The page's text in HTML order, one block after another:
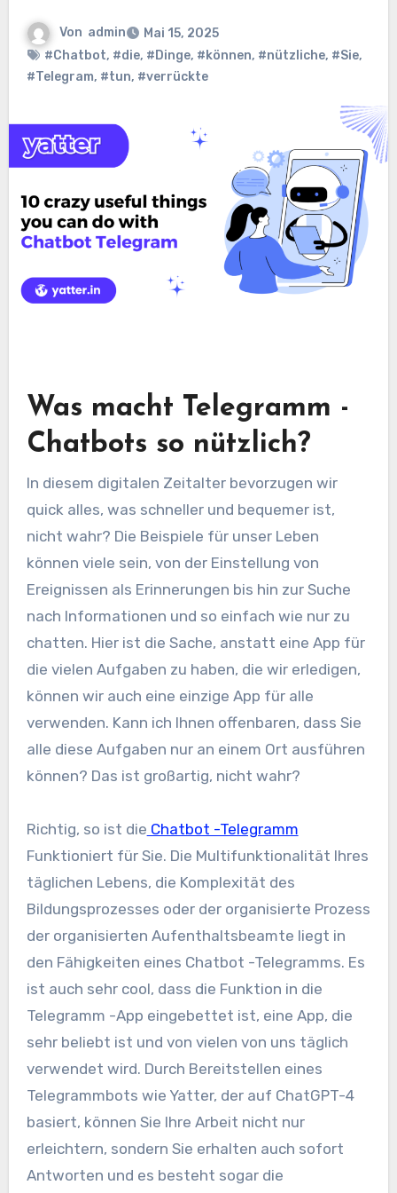
Von admin
Mai 15, 2025
#Chatbot, #die, #Dinge, #können, #nützliche, #Sie,
#Telegram, #tun, #verrückte
Was macht Telegramm -
Chatbots so nützlich?
In diesem digitalen Zeitalter bevorzugen wir
quick alles, was schneller und bequemer ist,
nicht wahr? Die Beispiele für unser Leben
können viele sein, von der Einstellung von
Ereignissen als Erinnerungen bis hin zur Suche
nach Informationen und so einfach wie nur zu
chatten. Hier ist die Sache, anstatt eine App für
die vielen Aufgaben zu haben, die wir erledigen,
können wir auch eine einzige App für alle
verwenden. Kann ich Ihnen offenbaren, dass Sie
alle diese Aufgaben nur an einem Ort ausführen
können? Das ist großartig, nicht wahr?
Richtig, so ist die Chatbot -Telegramm
Funktioniert für Sie. Die Multifunktionalität Ihres
täglichen Lebens, die Komplexität des
Bildungsprozesses oder der organisierte Prozess
der organisierten Aufenthaltsbeamte liegt in
den Fähigkeiten eines Chatbot -Telegramms. Es
ist auch sehr cool, dass die Funktion in die
Telegramm -App eingebettet ist, eine App, die
sehr beliebt ist und von vielen von uns täglich
verwendet wird. Durch Bereitstellen eines
Telegrammbots wie Yatter, der auf ChatGPT-4
basiert, können Sie Ihre Arbeit nicht nur
erleichtern, sondern Sie erhalten auch sofort
Antworten und es besteht sogar die